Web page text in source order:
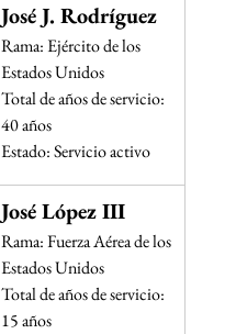
José J. Rodríguez
Rama: Ejército de los
Estados Unidos
Total de años de servicio:
40 años
Estado: Servicio activo
José López III
Rama: Fuerza Aérea de los
Estados Unidos
Total de años de servicio:
15 años